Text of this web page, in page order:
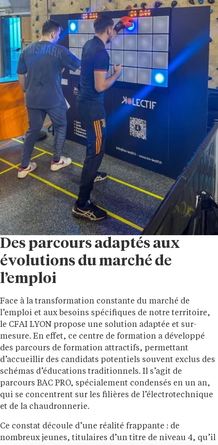
Des parcours adaptés aux
évolutions du marché de
l’emploi
Face à la transformation constante du marché de
l’emploi et aux besoins spécifiques de notre territoire,
le CFAI LYON propose une solution adaptée et sur-
mesure. En effet, ce centre de formation a développé
des parcours de formation attractifs, permettant
d’accueillir des candidats potentiels souvent exclus des
schémas d’éducations traditionnels. Il s’agit de
parcours BAC PRO, spécialement condensés en un an,
qui se concentrent sur les filières de l’électrotechnique
et de la chaudronnerie.
Ce constat découle d’une réalité frappante : de
nombreux jeunes, titulaires d’un titre de niveau 4, qu’il